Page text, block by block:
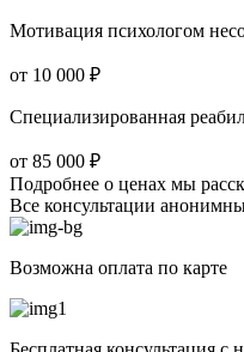
Мотивация психологом
от 10 000 ₽
Специализированная
от 85 000 ₽
Подробнее о ценах мы
Все консультации
Возможна оплата по карте